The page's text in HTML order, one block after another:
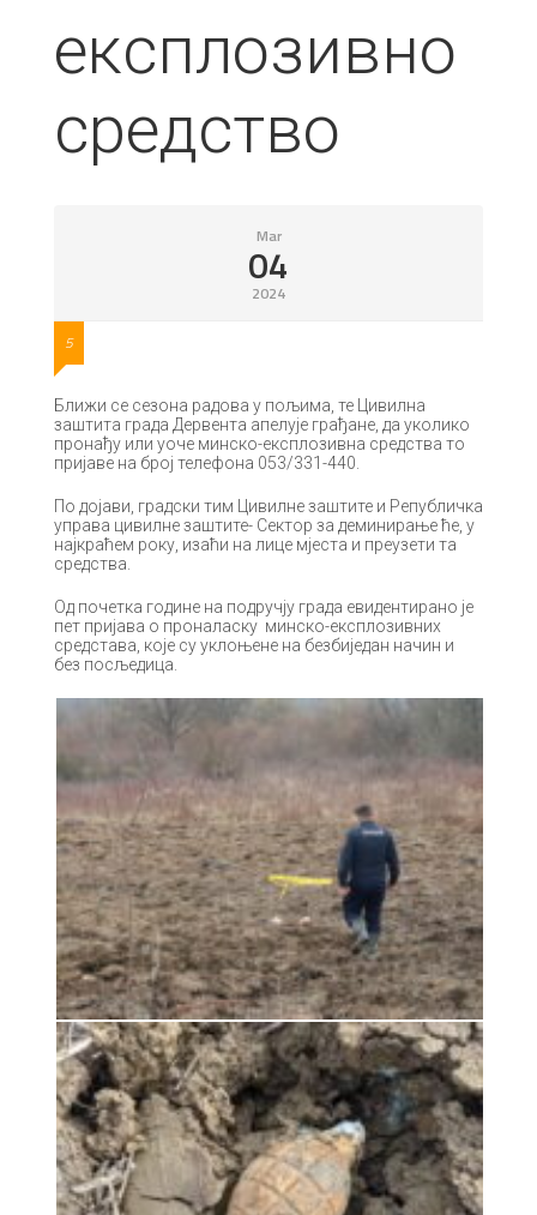
експлозивно
средство
Mar
04
2024
5
Ближи се сезона радова у пољима, те Цивилна
заштита града Дервента апелује грађане, да уколико
пронађу или уоче минско-експлозивна средства то
пријаве на број телефона 053/331-440.
По дојави, градски тим Цивилне заштите и Републичка
управа цивилне заштите- Сектор за деминирање ће, у
најкраћем року, изаћи на лице мјеста и преузети та
средства.
Од почетка године на подручју града евидентирано је
пет пријава о проналаску минско-експлозивних
средстава, које су уклоњене на безбиједан начин и
без посљедица.